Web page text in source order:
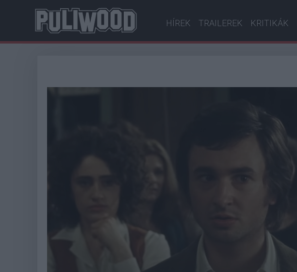
HÍREK TRAILEREK KRITIKÁK